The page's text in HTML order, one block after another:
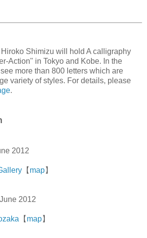
Shimizu will hold A calligraphy
Action" in Tokyo and Kobe. In the
more than 800 letters which are
variety of styles. For details, please
.
2012
【 map】
2012
【 map】